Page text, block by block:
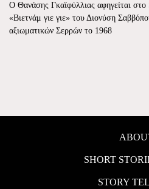
O Θανάσης Γκαϊφύλλιας αφηγείται
«Βιετνάμ γιε γιε» του Διονύση
αξιωματικών Σερρών το 1968
SHORT
STORY